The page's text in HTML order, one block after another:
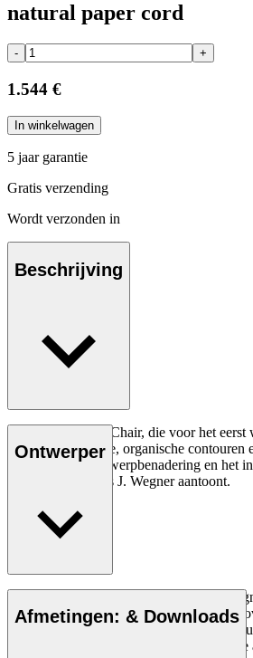
natural paper cord
- +
1.544 €
In winkelwagen
5 jaar garantie
Gratis verzending
Wordt verzonden in
Beschrijving
De CH23 Dining Chair, die voor het eerst
1950, heeft strakke, organische
wat de unieke ontwerpbenadering en het
van de jonge Hans J. Wegner aantoont.
Lees meer
Ontwerper
De Deense meubelontwerper Hans J.
gezien als een van de meest creatieve,
ontwerpers aller tijden, bekend om zijn
inzicht in vakmanschap en
Afmetingen: & Downloads